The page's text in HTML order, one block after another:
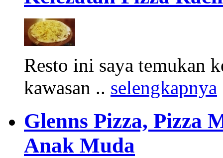
Resto ini saya temukan
kawasan .. selengkapnya
Glenns Pizza, Pizza
Anak Muda